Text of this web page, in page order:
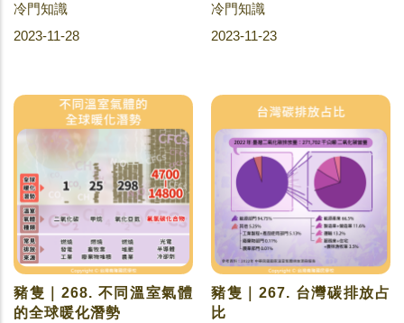
冷門知識
2023-11-28
冷門知識
2023-11-23
豬隻｜268. 不同溫室氣體
的全球暖化潛勢
豬隻｜267. 台灣碳排放占
比